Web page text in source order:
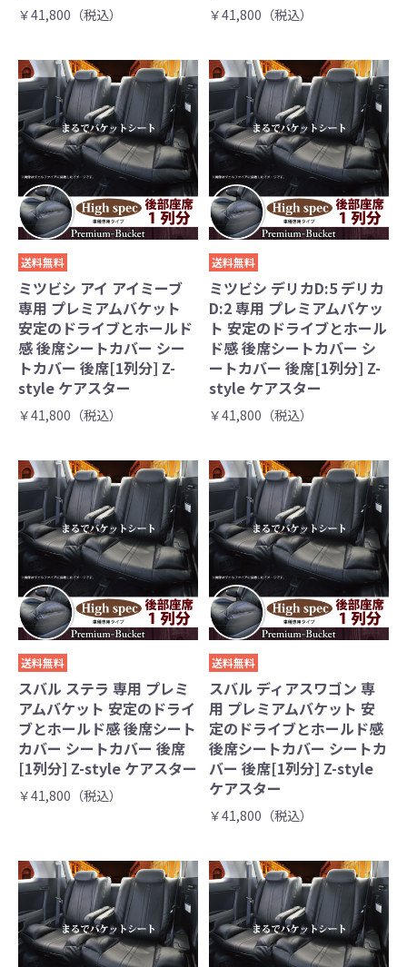
￥41,800（税込） ￥41,800（税込）
送料無料
ミツビシ アイ アイミーブ
専用 プレミアムバケット
安定のドライブとホールド
感 後席シートカバー シー
トカバー 後席[1列分] Z-
style ケアスター
￥41,800（税込）
送料無料
ミツビシ デリカD:5 デリカ
D:2 専用 プレミアムバケッ
ト 安定のドライブとホール
ド感 後席シートカバー シ
ートカバー 後席[1列分] Z-
style ケアスター
￥41,800（税込）
送料無料
スバル ステラ 専用 プレミ
アムバケット 安定のドライ
ブとホールド感 後席シート
カバー シートカバー 後席
[1列分] Z-style ケアスター
￥41,800（税込）
送料無料
スバル ディアスワゴン 専
用 プレミアムバケット 安
定のドライブとホールド感
後席シートカバー シートカ
バー 後席[1列分] Z-style
ケアスター
￥41,800（税込）